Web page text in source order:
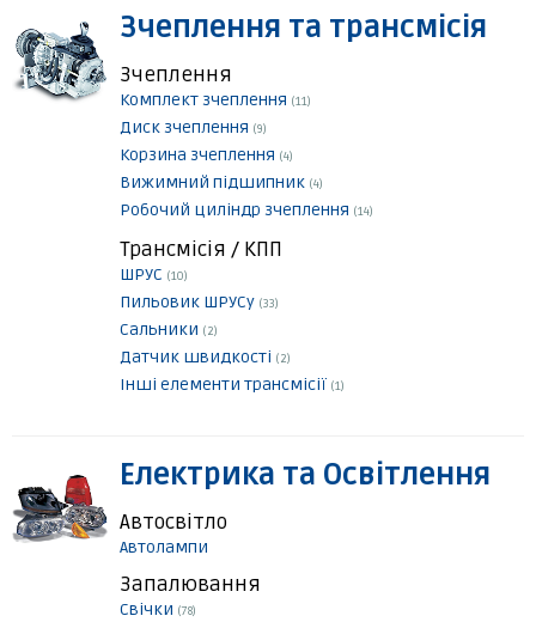
Зчеплення та трансмісія
Зчеплення
Комплект зчеплення (11)
Диск зчеплення (9)
Корзина зчеплення (4)
Вижимний підшипник (4)
Робочий циліндр зчеплення (14)
Трансмісія / КПП
ШРУС (10)
Пильовик ШРУСу (33)
Сальники (2)
Датчик швидкості (2)
Інші елементи трансмісії (1)
Електрика та Освітлення
Автосвітло
Автолампи
Запалювання
Свічки (78)